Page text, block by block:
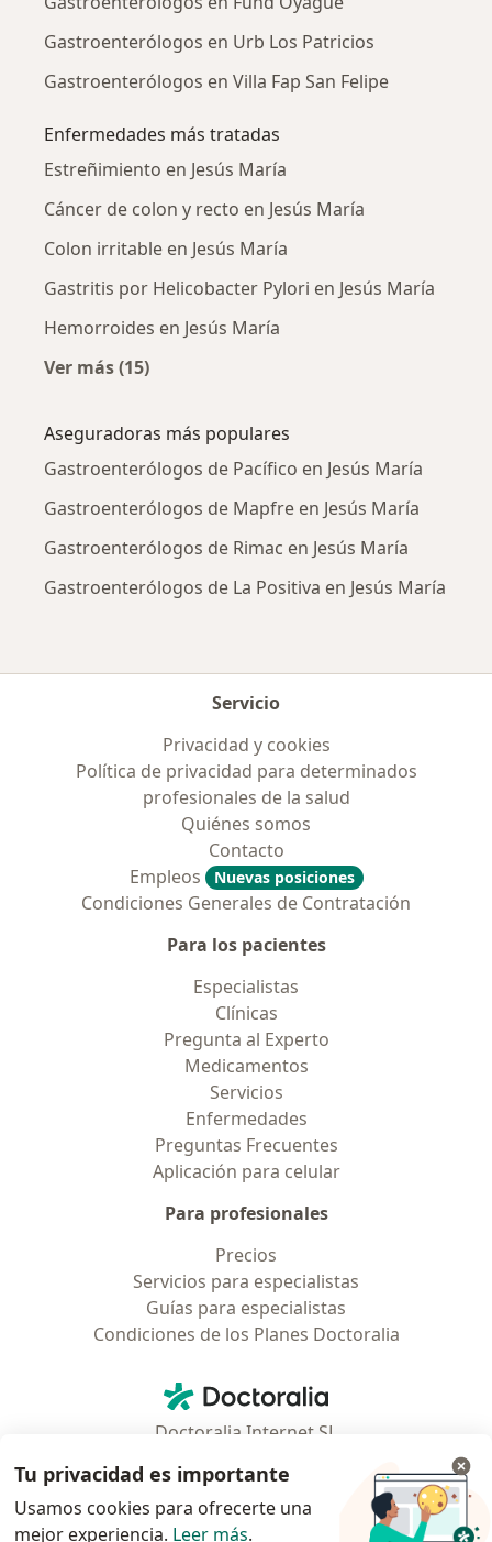
Gastroenterólogos en Urb Los Patricios
Gastroenterólogos en Villa Fap San Felipe
Enfermedades más tratadas
Estreñimiento en Jesús María
Cáncer de colon y recto en Jesús María
Colon irritable en Jesús María
Gastritis por Helicobacter Pylori en Jesús María
Hemorroides en Jesús María
Ver más (15)
Aseguradoras más populares
Gastroenterólogos de Pacífico en Jesús María
Gastroenterólogos de Mapfre en Jesús María
Gastroenterólogos de Rimac en Jesús María
Gastroenterólogos de La Positiva en Jesús María
Servicio
Privacidad y cookies
Política de privacidad para determinados
profesionales de la salud
Quiénes somos
Contacto
Empleos
Nuevas posiciones
Condiciones Generales de Contratación
Para los pacientes
Especialistas
Clínicas
Pregunta al Experto
Medicamentos
Servicios
Enfermedades
Preguntas Frecuentes
Aplicación para celular
Para profesionales
Precios
Servicios para especialistas
Guías para especialistas
Condiciones de los Planes Doctoralia
Doctoralia - Página de inicio
Doctoralia Internet SL
08019 Barcelona, Spain
Tu privacidad es importante
Usamos cookies para ofrecerte una
mejor experiencia. Leer más.